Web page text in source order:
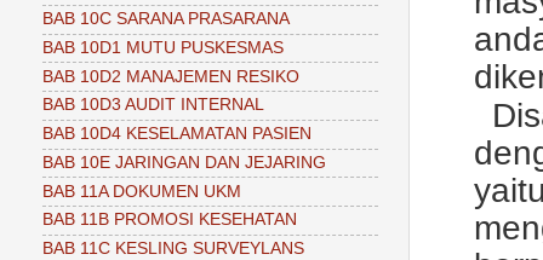
BAB 10C SARANA PRASARANA
BAB 10D1 MUTU PUSKESMAS
BAB 10D2 MANAJEMEN RESIKO
BAB 10D3 AUDIT INTERNAL
BAB 10D4 KESELAMATAN PASIEN
BAB 10E JARINGAN DAN JEJARING
BAB 11A DOKUMEN UKM
BAB 11B PROMOSI KESEHATAN
BAB 11C KESLING SURVEYLANS